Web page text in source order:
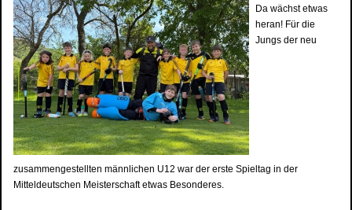
Da wächst etwas
heran! Für die
Jungs der neu
zusammengestellten männlichen U12 war der erste Spieltag in der
Mitteldeutschen Meisterschaft etwas Besonderes.